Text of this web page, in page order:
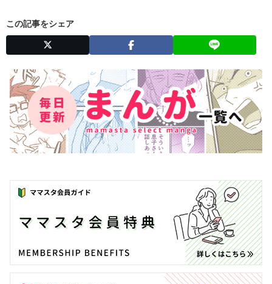
この記事をシェア